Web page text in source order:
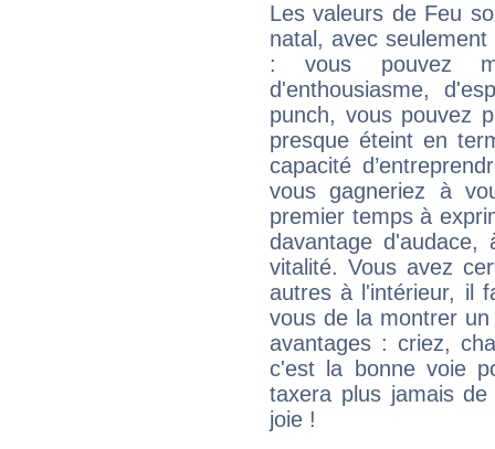
Les valeurs de Feu
natal, avec
: vous pouvez
d'enthousiasme,
punch, vous pouvez
presque éteint en
capacité
vous gagneriez à
premier temps à
davantage
vitalité. Vous avez
autres à l'intérieur, il
vous de la montrer
avantages : criez,
c'est la bonne voie
taxera plus jamais
joie !